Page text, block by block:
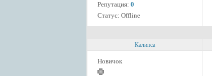
Репутация: 0
Статус: Offline
Калипса
Новичок